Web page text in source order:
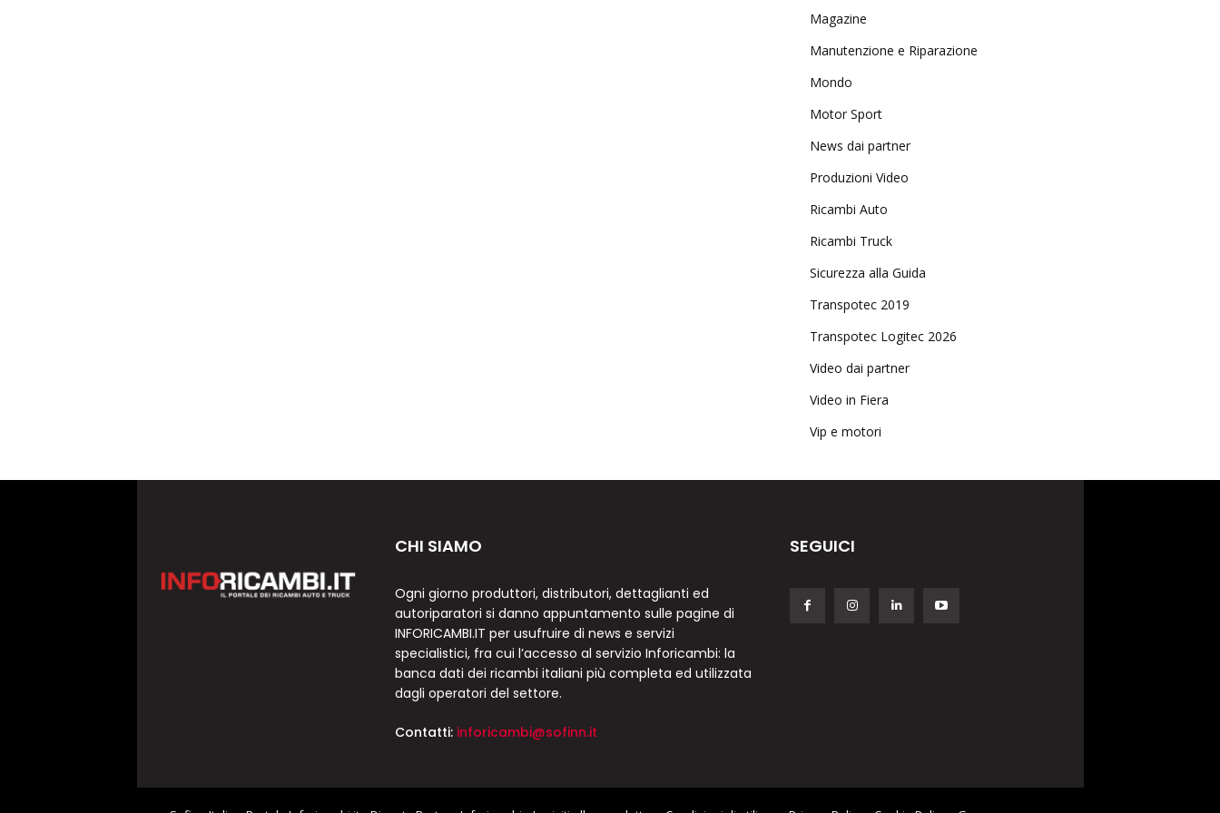
Magazine
Manutenzione e Riparazione
Mondo
Motor Sport
News dai partner
Produzioni Video
Ricambi Auto
Ricambi Truck
Sicurezza alla Guida
Transpotec 2019
Transpotec Logitec 2026
Video dai partner
Video in Fiera
Vip e motori
CHI SIAMO
Ogni giorno produttori, distributori, dettaglianti ed
autoriparatori si danno appuntamento sulle pagine di
INFORICAMBI.IT per usufruire di news e servizi
specialistici, fra cui l’accesso al servizio Inforicambi: la
banca dati dei ricambi italiani più completa ed utilizzata
dagli operatori del settore.
Contatti: inforicambi@sofinn.it
SEGUICI